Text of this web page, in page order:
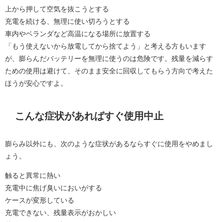
上から押して空気を抜こうとする
充電を続ける、無理に使い切ろうとする
車内やベランダなど高温になる場所に放置する
「もう使えないから放電してから捨てよう」と考える方もいます
が、膨らんだバッテリーを無理に使うのは危険です。残量を減らす
ための使用は避けて、そのまま安全に回収してもらう方向で考えた
ほうが安心ですよ。
こんな症状があればすぐ使用中止
膨らみ以外にも、次のような症状があるならすぐに使用をやめまし
ょう。
触ると異常に熱い
充電中に焦げ臭いにおいがする
ケースが変形している
充電できない、残量表示がおかしい